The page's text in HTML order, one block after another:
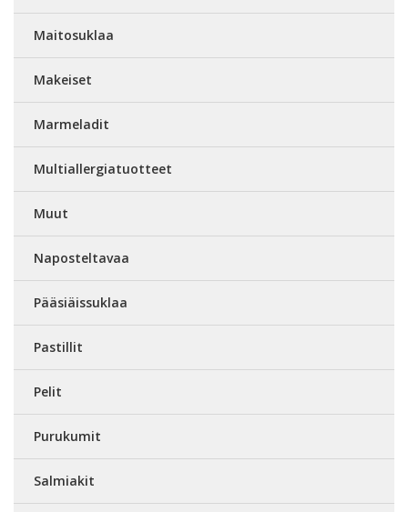
Maitosuklaa
Makeiset
Marmeladit
Multiallergiatuotteet
Muut
Naposteltavaa
Pääsiäissuklaa
Pastillit
Pelit
Purukumit
Salmiakit